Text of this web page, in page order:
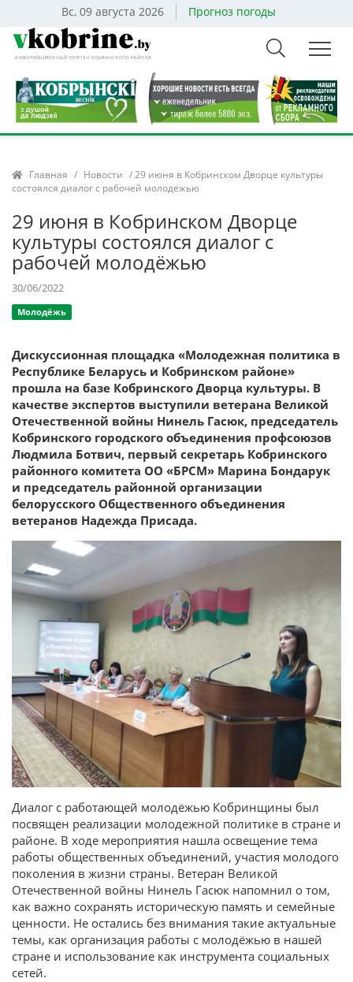
Вс, 09 августа 2026 Прогноз погоды
Главная / Новости / 29 июня в Кобринском Дворце культуры
состоялся диалог с рабочей молодёжью
29 июня в Кобринском Дворце
культуры состоялся диалог с
рабочей молодёжью
30/06/2022
Молодёжь
Дискуссионная площадка «Молодежная политика в
Республике Беларусь и Кобринском районе»
прошла на базе Кобринского Дворца культуры. В
качестве экспертов выступили ветерана Великой
Отечественной войны Нинель Гасюк, председатель
Кобринского городского объединения профсоюзов
Людмила Ботвич, первый секретарь Кобринского
районного комитета ОО «БРСМ» Марина Бондарук
и председатель районной организации
белорусского Общественного объединения
ветеранов Надежда Присада.
Диалог с работающей молодёжью Кобринщины был
посвящен реализации молодежной политике в стране и
районе. В ходе мероприятия нашла освещение тема
работы общественных объединений, участия молодого
поколения в жизни страны. Ветеран Великой
Отечественной войны Нинель Гасюк напомнил о том,
как важно сохранять историческую память и семейные
ценности. Не остались без внимания такие актуальные
темы, как организация работы с молодёжью в нашей
стране и использование как инструмента социальных
сетей.